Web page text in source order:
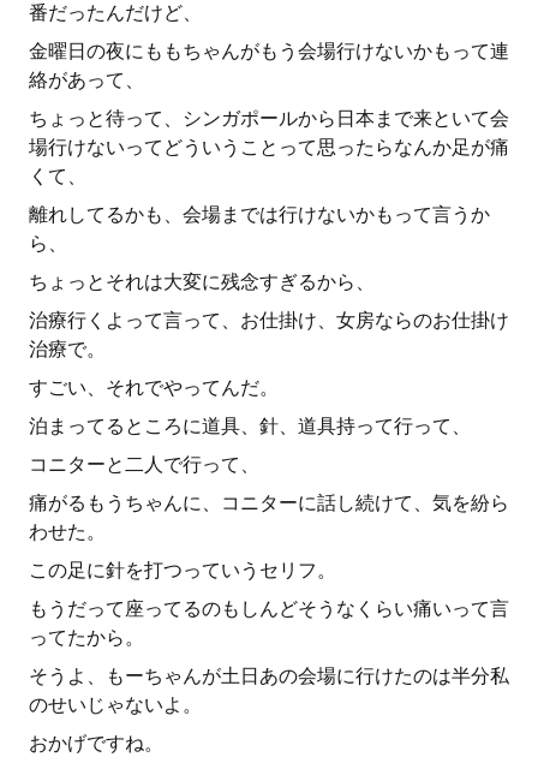
番だったんだけど、
金曜日の夜にももちゃんがもう会場行けないかもって連
絡があって、
ちょっと待って、シンガポールから日本まで来といて会
場行けないってどういうことって思ったらなんか足が痛
くて、
離れしてるかも、会場までは行けないかもって言うか
ら、
ちょっとそれは大変に残念すぎるから、
治療行くよって言って、お仕掛け、女房ならのお仕掛け
治療で。
すごい、それでやってんだ。
泊まってるところに道具、針、道具持って行って、
コニターと二人で行って、
痛がるもうちゃんに、コニターに話し続けて、気を紛ら
わせた。
この足に針を打つっていうセリフ。
もうだって座ってるのもしんどそうなくらい痛いって言
ってたから。
そうよ、もーちゃんが土日あの会場に行けたのは半分私
のせいじゃないよ。
おかげですね。